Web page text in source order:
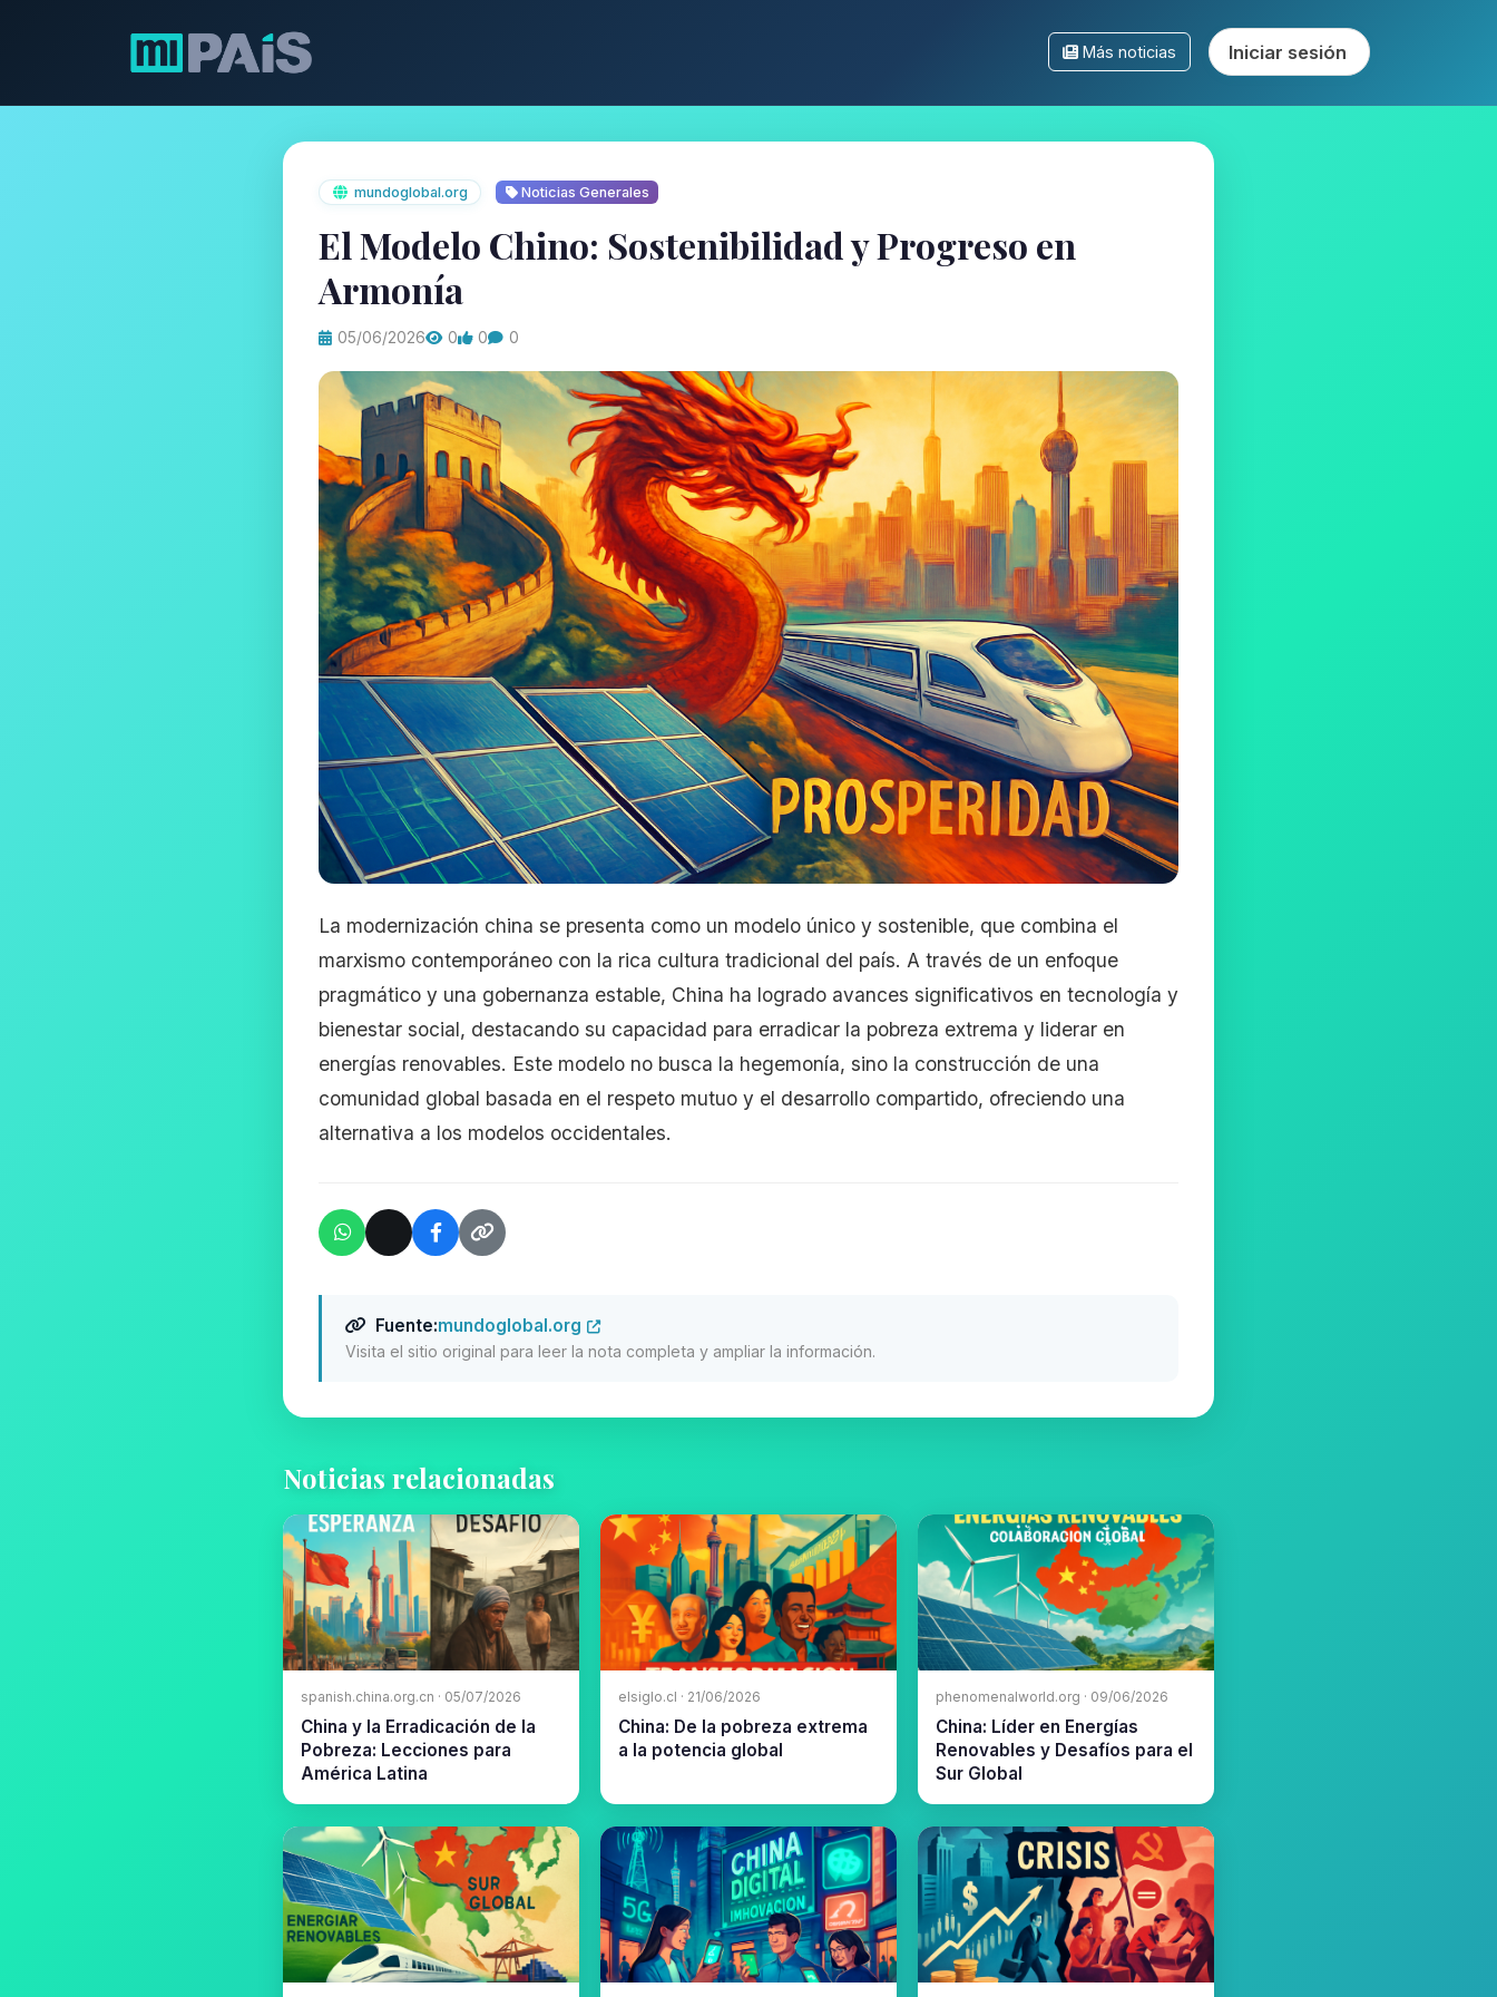
Más noticias Iniciar sesión
mundoglobal.org Noticias Generales
El Modelo Chino: Sostenibilidad y Progreso en
Armonía
05/06/2026 0 0 0
La modernización china se presenta como un modelo único y sostenible, que combina el
marxismo contemporáneo con la rica cultura tradicional del país. A través de un enfoque
pragmático y una gobernanza estable, China ha logrado avances significativos en tecnología y
bienestar social, destacando su capacidad para erradicar la pobreza extrema y liderar en
energías renovables. Este modelo no busca la hegemonía, sino la construcción de una
comunidad global basada en el respeto mutuo y el desarrollo compartido, ofreciendo una
alternativa a los modelos occidentales.
Fuente:mundoglobal.org
Visita el sitio original para leer la nota completa y ampliar la información.
Noticias relacionadas
spanish.china.org.cn · 05/07/2026
China y la Erradicación de la
Pobreza: Lecciones para
América Latina
elsiglo.cl · 21/06/2026
China: De la pobreza extrema
a la potencia global
phenomenalworld.org · 09/06/2026
China: Líder en Energías
Renovables y Desafíos para el
Sur Global